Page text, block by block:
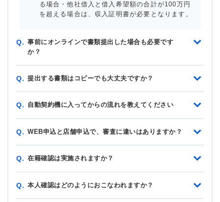
る場合・他社借入と借入希望額の合計が100万円
を超える場合は、収入証明書が必要となります。
Q. 事前にオンラインで書類提出した場合も必要です
か？
Q. 提出する書類はコピーでも大丈夫ですか？
Q. 自動契約機に入ってからの流れを教えてください
Q. WEB申込と店舗申込で、審査に違いはありますか？
Q. 在籍確認は実施されますか？
Q. 本人確認はどのようにおこなわれますか？